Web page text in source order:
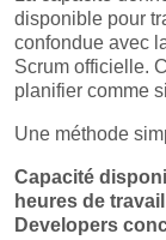
disponible pour
confondue avec
Scrum officielle.
planifier comme
Une méthode
Capacité
heures de
Developers